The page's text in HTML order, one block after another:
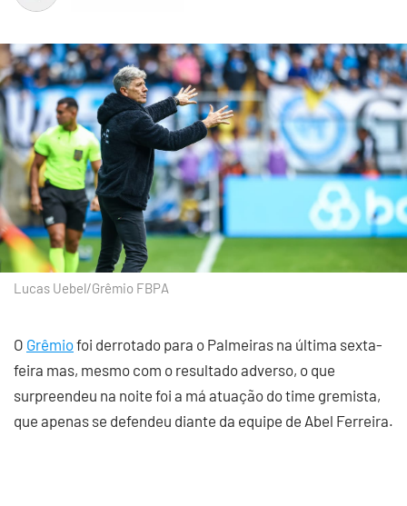
Lucas Uebel/Grêmio FBPA
O Grêmiofoi derrotado para o Palmeiras na última sexta-
feira mas, mesmo com o resultado adverso, o que
surpreendeu na noite foi a má atuação do time gremista,
que apenas se defendeu diante da equipe de Abel Ferreira.